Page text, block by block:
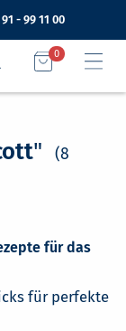
- 99 11 00
0
"
(8
für das
für perfekte